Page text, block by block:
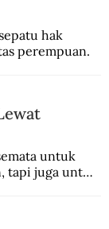
hak
perempuan.
untuk
tapi juga untuk